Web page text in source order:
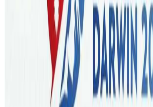
काठमाडौं । ग्रेस इन्टरनेशनल एजुकेशनले भदौ